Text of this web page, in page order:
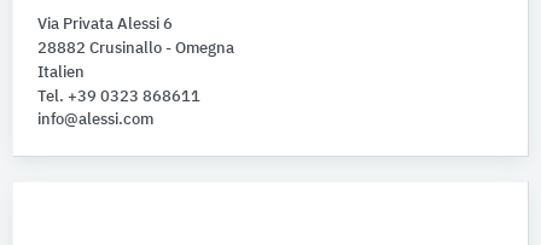
Via Privata Alessi 6
28882 Crusinallo - Omegna
Italien
Tel. +39 0323 868611
info@alessi.com